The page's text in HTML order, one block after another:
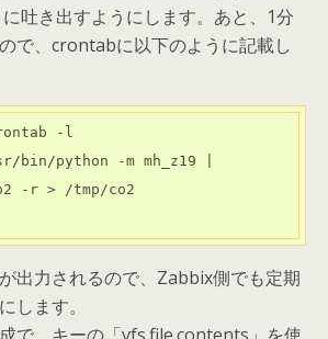
吐き出すようにします。あと、1分
で、crontabに以下のように記載し
-l
python -m mh_z19 |
-r > /tmp/co2
出力されるので、Zabbix側でも定期
します。